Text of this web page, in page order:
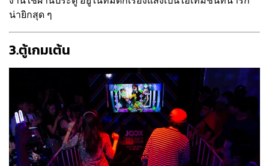
น่ายิกสุด ๆ
3.ตู้เกมเต้น